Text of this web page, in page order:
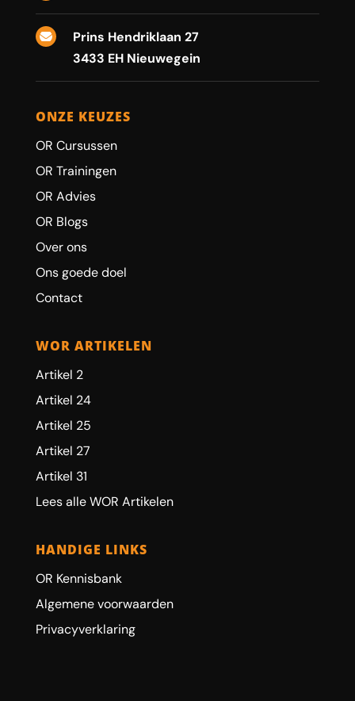

Prins Hendriklaan 27
3433 EH Nieuwegein
ONZE KEUZES
OR Cursussen
OR Trainingen
OR Advies
OR Blogs
Over ons
Ons goede doel
Contact
WOR ARTIKELEN
Artikel 2
Artikel 24
Artikel 25
Artikel 27
Artikel 31
Lees alle WOR Artikelen
HANDIGE LINKS
OR Kennisbank
Algemene voorwaarden
Privacyverklaring